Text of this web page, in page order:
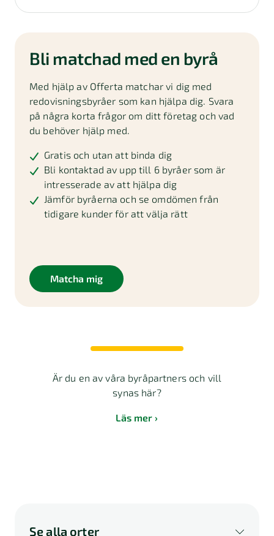
Bli matchad med en byrå
Med hjälp av Offerta matchar vi dig med
redovisningsbyråer som kan hjälpa dig. Svara
på några korta frågor om ditt företag och vad
du behöver hjälp med.
Gratis och utan att binda dig
Bli kontaktad av upp till 6 byråer som är
intresserade av att hjälpa dig
Jämför byråerna och se omdömen från
tidigare kunder för att välja rätt
Matcha mig
Är du en av våra byråpartners och vill
synas här?
Läs mer
Se alla orter